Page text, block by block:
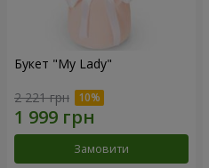
Букет "My Lady"
2 221 грн
Замовити